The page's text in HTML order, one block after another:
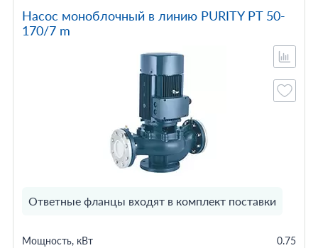
Насос моноблочный в линию PURITY PT 50-
170/7 m
Ответные фланцы входят в комплект поставки
Мощность, кВт 0.75